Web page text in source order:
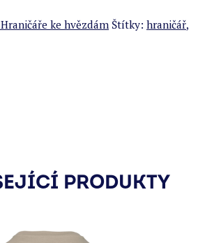
ke hvězdám Štítky: hraničář,
PRODUKTY